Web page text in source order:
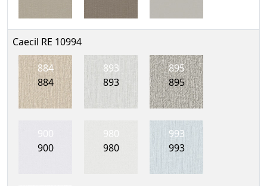
Caecil RE 10994
884
884
893
893
895
895
900
900
980
980
993
993